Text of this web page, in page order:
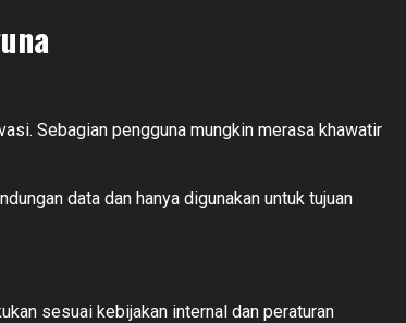
Sebagian pengguna mungkin merasa khawatir
data dan hanya digunakan untuk tujuan
sesuai kebijakan internal dan peraturan